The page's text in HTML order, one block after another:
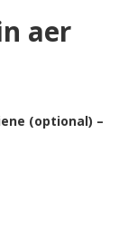
aer
(optional) –